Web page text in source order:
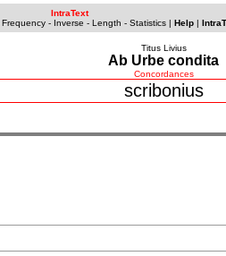
IntraText
Frequency- Inverse - Length - Statistics| Help|
Titus Livius
Ab Urbe condita
Concordances
scribonius